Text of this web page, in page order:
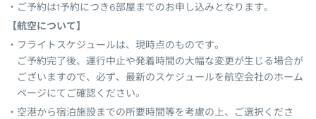
ご予約は1予約につき6部屋までのお申し込みとなります。
【航空について】
フライトスケジュールは、現時点のものです。
ご予約完了後、運行中止や発着時間の大幅な変更が生じる場合が
ございますので、必ず、最新のスケジュールを航空会社のホーム
ページにてご確認ください。
空港から宿泊施設までの所要時間等を考慮の上、ご選択くださ